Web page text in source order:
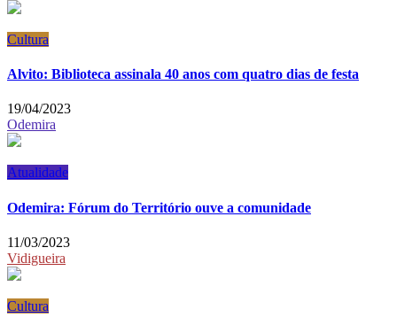
Cultura
Alvito: Biblioteca assinala 40 anos com quatro dias de festa
19/04/2023
Odemira
Atualidade
Odemira: Fórum do Território ouve a comunidade
11/03/2023
Vidigueira
Cultura